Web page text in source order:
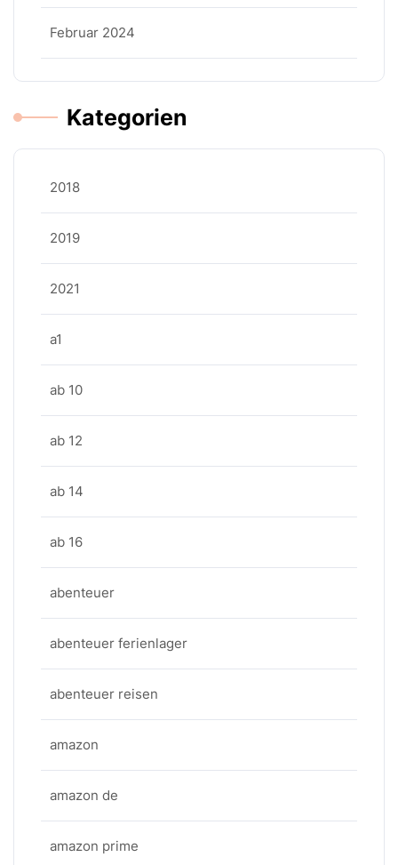
Februar 2024
Kategorien
2018
2019
2021
a1
ab 10
ab 12
ab 14
ab 16
abenteuer
abenteuer ferienlager
abenteuer reisen
amazon
amazon de
amazon prime